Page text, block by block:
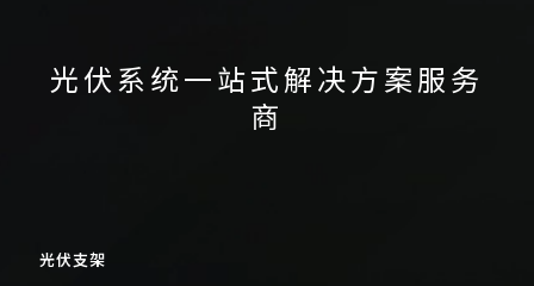
光伏系统一站式解决方案服务
商
光伏支架